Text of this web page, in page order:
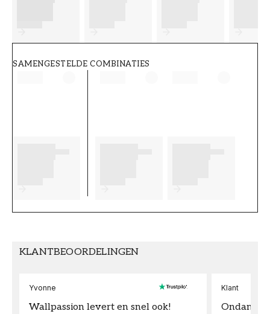
SAMENGESTELDE COMBINATIES
KLANTBEOORDELINGEN
Yvonne
Wallpassion levert en snel ook!
Klant
Ondanks